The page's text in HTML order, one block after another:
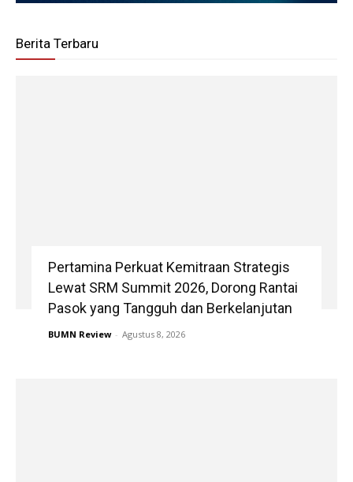
Berita Terbaru
Pertamina Perkuat Kemitraan Strategis
Lewat SRM Summit 2026, Dorong Rantai
Pasok yang Tangguh dan Berkelanjutan
BUMN Review - Agustus 8, 2026